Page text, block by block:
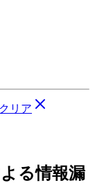
リア
る情報漏